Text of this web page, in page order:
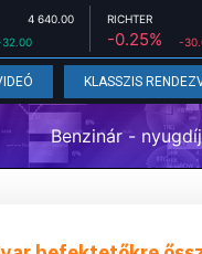
4 640.00 RICHTER
-0.25% -
KLASSZIS
Benzinár -